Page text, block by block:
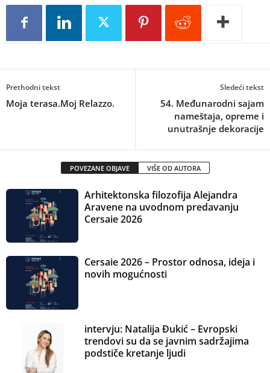
Prethodni tekst
Moja terasa.Moj Relazzo.
Sledeći tekst
54. Međunarodni sajam
nameštaja, opreme i
unutrašnje dekoracije
POVEZANE OBJAVE VIŠE OD AUTORA
Arhitektonska filozofija Alejandra
Aravene na uvodnom predavanju
Cersaie 2026
Cersaie 2026 – Prostor odnosa, ideja i
novih mogućnosti
intervju: Natalija Đukić – Evropski
trendovi su da se javnim sadržajima
podstiče kretanje ljudi